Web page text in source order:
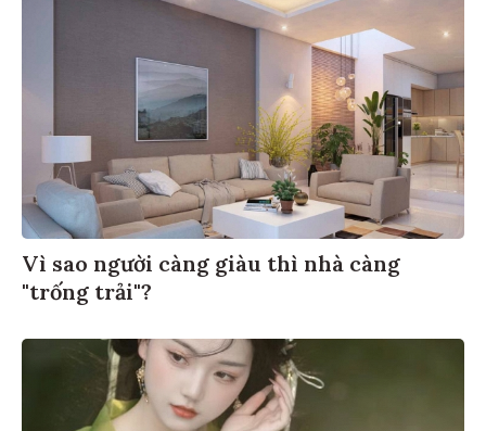
Vì sao người càng giàu thì nhà càng
"trống trải"?